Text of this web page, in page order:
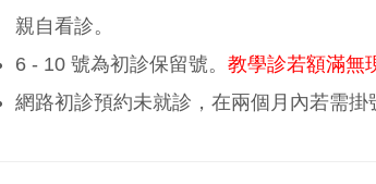
親自看診。
6 - 10 號為初診保留號。 教學診若額滿無
網路初診預約未就診，在兩個月內若需掛